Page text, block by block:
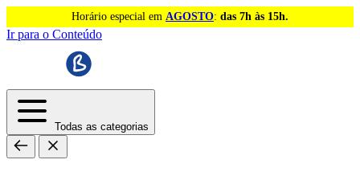
Horário especial em AGOSTO: das 7h às 15h.
Ir para o Conteúdo
Todas as categorias